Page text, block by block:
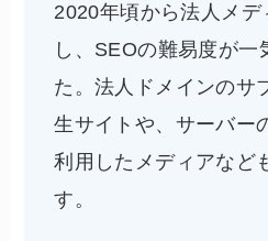
2020年頃から法人メ
し、SEOの難易度が一
た。法人ドメインのサ
生サイトや、サーバー
利用したメディアなど
す。